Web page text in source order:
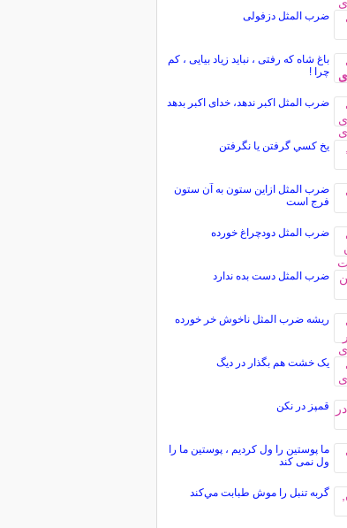
ضرب المثل دزفولی
باغ شاه که رفتی ، نباید زیاد بیایی ، کم
چرا !
ضرب المثل اكبر ندهد، خدای اكبر بدهد
يخ كسي گرفتن يا نگرفتن
ضرب المثل ازاین ستون به آن ستون
فرج است
ضرب المثل دودچراغ خورده
ضرب المثل دست بده ندارد
ریشه ضرب المثل ناخوش خر خورده
یک خشت هم بگذار در دیگ
قمپز در نکن
ما پوستین را ول كردیم ، پوستین ما را
ول نمی كند
گربه تنبل را موش طبابت مي‌كند